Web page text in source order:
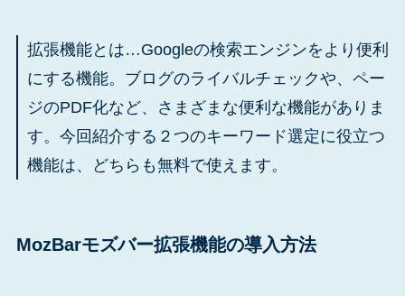
拡張機能とは…Googleの検索エンジンをより便利
にする機能。ブログのライバルチェックや、ペー
ジのPDF化など、さまざまな便利な機能がありま
す。今回紹介する２つのキーワード選定に役立つ
機能は、どちらも無料で使えます。
MozBarモズバー拡張機能の導入方法